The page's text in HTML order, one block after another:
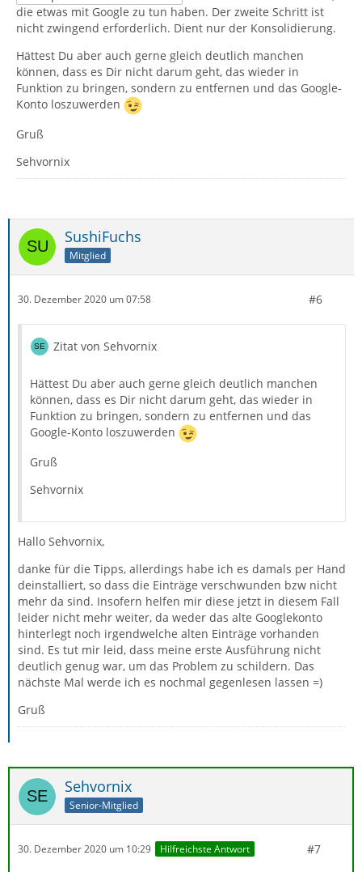
die etwas mit Google zu tun haben. Der zweite Schritt ist
nicht zwingend erforderlich. Dient nur der Konsolidierung.
Hättest Du aber auch gerne gleich deutlich manchen
können, dass es Dir nicht darum geht, das wieder in
Funktion zu bringen, sondern zu entfernen und das Google-
Konto loszuwerden
Gruß
Sehvornix
SushiFuchs
Mitglied
30. Dezember 2020 um 07:58 #6
Zitat von Sehvornix
Hättest Du aber auch gerne gleich deutlich manchen
können, dass es Dir nicht darum geht, das wieder in
Funktion zu bringen, sondern zu entfernen und das
Google-Konto loszuwerden
Gruß
Sehvornix
Hallo Sehvornix,
danke für die Tipps, allerdings habe ich es damals per Hand
deinstalliert, so dass die Einträge verschwunden bzw nicht
mehr da sind. Insofern helfen mir diese jetzt in diesem Fall
leider nicht mehr weiter, da weder das alte Googlekonto
hinterlegt noch irgendwelche alten Einträge vorhanden
sind. Es tut mir leid, dass meine erste Ausführung nicht
deutlich genug war, um das Problem zu schildern. Das
nächste Mal werde ich es nochmal gegenlesen lassen =)
Gruß
Sehvornix
Senior-Mitglied
30. Dezember 2020 um 10:29 Hilfreichste Antwort #7